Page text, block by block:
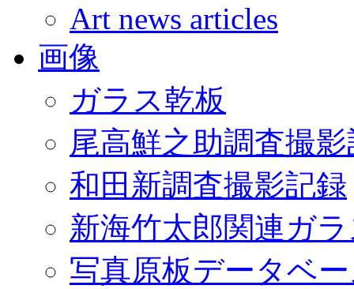
Art news articles
画像
ガラス乾板
尾高鮮之助調査撮
和田新調査撮影記録
新海竹太郎関連ガ
写真原板データベ